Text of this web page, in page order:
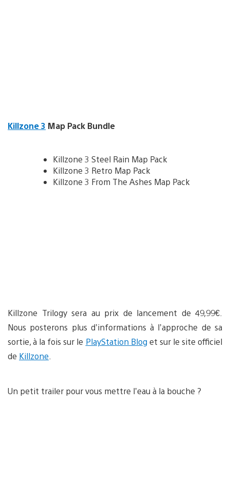
Killzone 3 Map Pack Bundle
Killzone 3 Steel Rain Map Pack
Killzone 3 Retro Map Pack
Killzone 3 From The Ashes Map Pack
Killzone Trilogy sera au prix de lancement de 49,99€.
Nous posterons plus d’informations à l’approche de sa
sortie, à la fois sur le PlayStation Blog et sur le site officiel
de Killzone
Un petit trailer pour vous mettre l’eau à la bouche ?